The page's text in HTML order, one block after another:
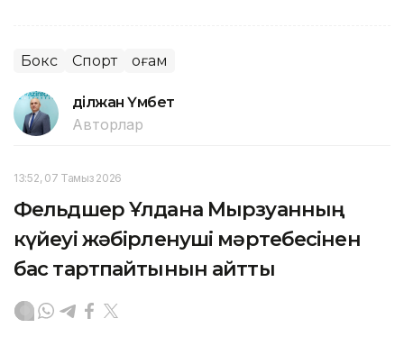
Бокс Спорт Қоғам
Әділжан Үмбет
Авторлар
13:52, 07 Тамыз 2026
Фельдшер Ұлдана Мырзуанның
күйеуі жәбірленуші мәртебесінен
бас тартпайтынын айтты